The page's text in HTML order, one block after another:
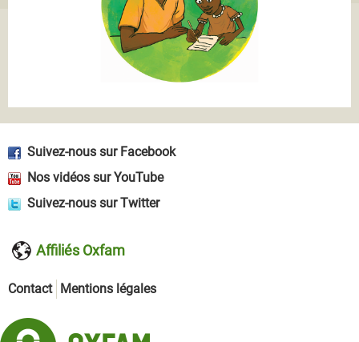
Suivez-nous sur Facebook
Nos vidéos sur YouTube
Suivez-nous sur Twitter
Affiliés Oxfam
Contact Mentions légales